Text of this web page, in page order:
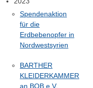
Spendenaktion
für die
Erdbebenopfer in
Nordwestsyrien
BARTHER
KLEIDERKAMMER
an BQB e.V.